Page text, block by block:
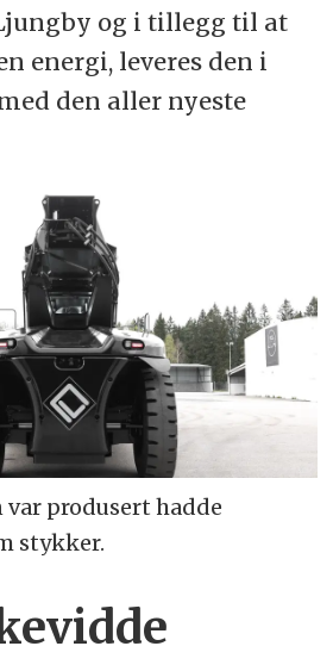
og i tillegg til at
energi, leveres den i
den aller nyeste
produsert hadde
stykker.